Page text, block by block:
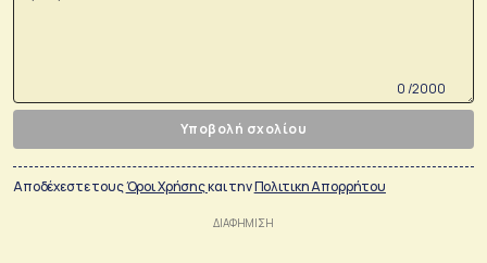
0 /2000
Υποβολή σχολίου
Αποδέχεστε τουςΌροι Χρήσηςκαι τηνΠολιτικη Απορρήτου